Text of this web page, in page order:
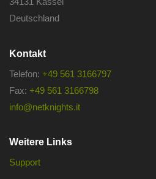
Deutschland
Kontakt
Telefon: +49 561 3166797
Fax: +49 561 3166798
info@netknights.it
Weitere Links
Support